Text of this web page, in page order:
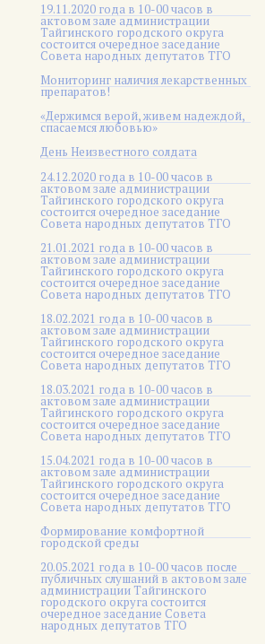
19.11.2020 года в 10-00 часов в
актовом зале администрации
Тайгинского городского округа
состоится очередное заседание
Совета народных депутатов ТГО
Мониторинг наличия лекарственных
препаратов!
«Держимся верой, живем надеждой,
спасаемся любовью»
День Неизвестного солдата
24.12.2020 года в 10-00 часов в
актовом зале администрации
Тайгинского городского округа
состоится очередное заседание
Совета народных депутатов ТГО
21.01.2021 года в 10-00 часов в
актовом зале администрации
Тайгинского городского округа
состоится очередное заседание
Совета народных депутатов ТГО
18.02.2021 года в 10-00 часов в
актовом зале администрации
Тайгинского городского округа
состоится очередное заседание
Совета народных депутатов ТГО
18.03.2021 года в 10-00 часов в
актовом зале администрации
Тайгинского городского округа
состоится очередное заседание
Совета народных депутатов ТГО
15.04.2021 года в 10-00 часов в
актовом зале администрации
Тайгинского городского округа
состоится очередное заседание
Совета народных депутатов ТГО
Формирование комфортной
городской среды
20.05.2021 года в 10-00 часов после
публичных слушаний в актовом зале
администрации Тайгинского
городского округа состоится
очередное заседание Совета
народных депутатов ТГО